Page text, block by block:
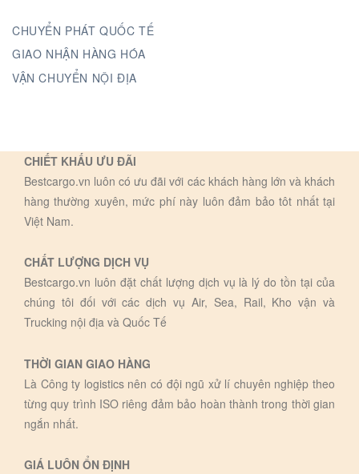
CHUYỂN PHÁT QUỐC TẾ
GIAO NHẬN HÀNG HÓA
VẬN CHUYỂN NỘI ĐỊA
CHIẾT KHẤU ƯU ĐÃI
Bestcargo.vn luôn có ưu đãi với các khách hàng lớn và khách
hàng thường xuyên, mức phí này luôn đảm bảo tôt nhất tại
Việt Nam.
CHẤT LƯỢNG DỊCH VỤ
Bestcargo.vn luôn đặt chất lượng dịch vụ là lý do tồn tại của
chúng tôi đối với các dịch vụ Air, Sea, Rail, Kho vận và
Trucking nội địa và Quốc Tế
THỜI GIAN GIAO HÀNG
Là Công ty logistics nên có đội ngũ xử lí chuyên nghiệp theo
từng quy trình ISO riêng đảm bảo hoàn thành trong thời gian
ngắn nhất.
GIÁ LUÔN ỔN ĐỊNH